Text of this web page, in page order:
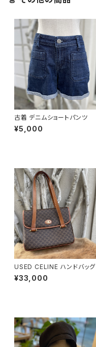
古着 デニムショートパンツ
¥5,000
USED CELINE ハンドバッグ
¥33,000